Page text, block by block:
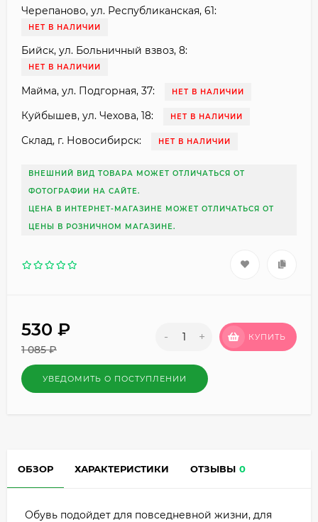
Черепаново, ул. Республиканская, 61:
НЕТ В НАЛИЧИИ
Бийск, ул. Больничный взвоз, 8:
НЕТ В НАЛИЧИИ
Майма, ул. Подгорная, 37: НЕТ В НАЛИЧИИ
Куйбышев, ул. Чехова, 18: НЕТ В НАЛИЧИИ
Склад, г. Новосибирск: НЕТ В НАЛИЧИИ
ВНЕШНИЙ ВИД ТОВАРА МОЖЕТ ОТЛИЧАТЬСЯ ОТ
ФОТОГРАФИИ НА САЙТЕ.
ЦЕНА В ИНТЕРНЕТ-МАГАЗИНЕ МОЖЕТ ОТЛИЧАТЬСЯ ОТ
ЦЕНЫ В РОЗНИЧНОМ МАГАЗИНЕ.
530 ₽
1 085₽
- + КУПИТЬ
УВЕДОМИТЬ О ПОСТУПЛЕНИИ
ОБЗОР ХАРАКТЕРИСТИКИ ОТЗЫВЫ 0
Обувь подойдет для повседневной жизни, для